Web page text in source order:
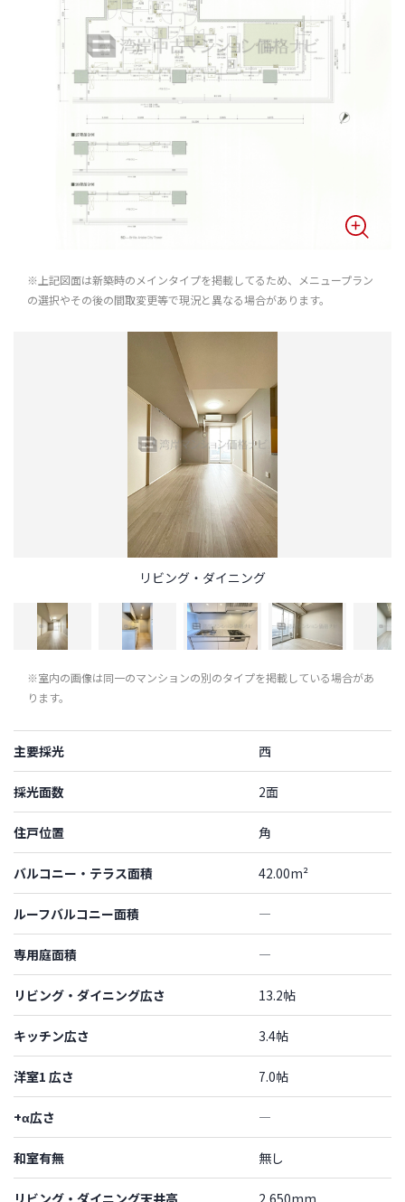
※上記図面は新築時のメインタイプを掲載してるため、メニュープラン
の選択やその後の間取変更等で現況と異なる場合があります。
リビング・ダイニング
※室内の画像は同一のマンションの別のタイプを掲載している場合があ
ります。
主要採光 西
採光面数 2面
住戸位置 角
バルコニー・テラス面積 42.00m²
ルーフバルコニー面積 ―
専用庭面積 ―
リビング・ダイニング広さ 13.2帖
キッチン広さ 3.4帖
洋室1 広さ 7.0帖
+α広さ ―
和室有無 無し